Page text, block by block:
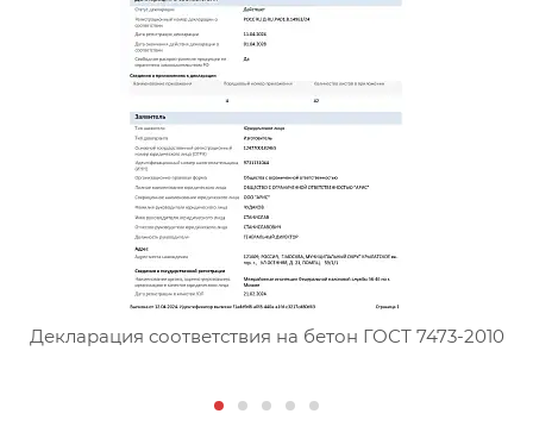
Сертификат соответствия
Декларация соответствия на бетон ГОСТ 7473-2010